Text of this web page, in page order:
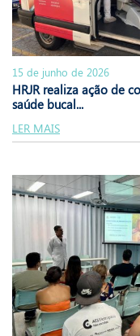
15 de junho de 2026
HRJR realiza ação de
saúde bucal...
LER MAIS